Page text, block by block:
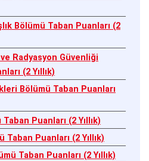
Bölümü Taban Puanları (2
Radyasyon Güvenliği
(2 Yıllık)
Bölümü Taban Puanları
Puanları (2 Yıllık)
Puanları (2 Yıllık)
Taban Puanları (2 Yıllık)